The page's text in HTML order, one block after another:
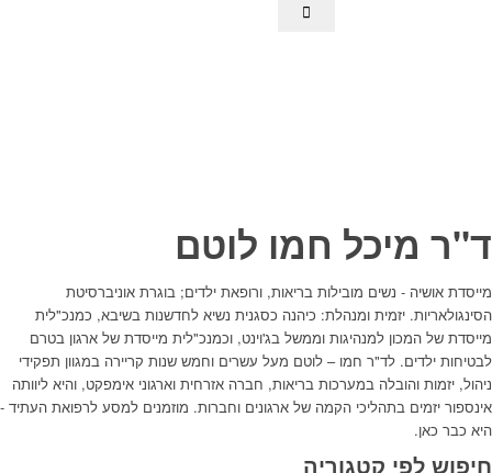
ד"ר מיכל חמו לוטם
מייסדת אושיה - נשים מובילות בריאות, ורופאת ילדים; בוגרת אוניברסיטת
הסינגולאריות. יזמית ומנהלת: כיהנה כסגנית נשיא לחדשנות בשיבא, כמנכ"לית
מייסדת של המכון למנהיגות וממשל בג'וינט, וכמנכ"לית מייסדת של ארגון בטרם
לבטיחות ילדים. לד"ר חמו – לוטם מעל עשרים וחמש שנות קריירה במגוון תפקידי
ניהול, יזמות והובלה במערכות בריאות, חברה אזרחית וארגוני אימפקט, והיא ליוותה
אינספור יזמים בתהליכי הקמה של ארגונים וחברות. מוזמנים למסע לרפואת העתיד -
היא כבר כאן.
חיפוש לפי קטגוריה